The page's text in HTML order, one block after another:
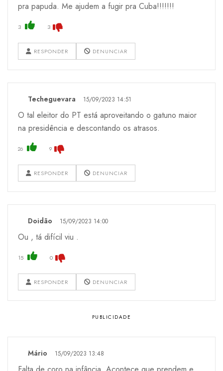
pra papuda. Me ajudem a fugir pra Cuba!!!!!!!
3 3
RESPONDER DENUNCIAR
Techeguevara 15/09/2023 14:51
O tal eleitor do PT está aproveitando o gatuno maior
na presidência e descontando os atrasos.
26 9
RESPONDER DENUNCIAR
Doidão 15/09/2023 14:00
Ou , tá difícil viu .
15 0
RESPONDER DENUNCIAR
Mário 15/09/2023 13:48